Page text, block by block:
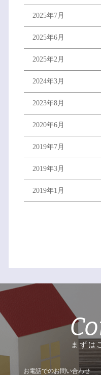
2025年7月
2025年6月
2025年2月
2024年3月
2023年8月
2020年6月
2019年7月
2019年3月
2019年1月
まずは
お電話でのお問い合わせ